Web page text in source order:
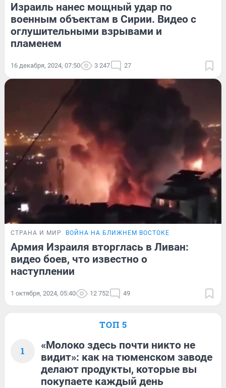
Израиль нанес мощный удар по
военным объектам в Сирии. Видео с
оглушительными взрывами и
пламенем
16 декабря, 2024, 07:50 3 247 27
СТРАНА И МИР ВОЙНА НА БЛИЖНЕМ ВОСТОКЕ
Армия Израиля вторглась в Ливан:
видео боев, что известно о
наступлении
1 октября, 2024, 05:40 12 752 49
ТОП 5
1
«Молоко здесь почти никто не
видит»: как на тюменском заводе
делают продукты, которые вы
покупаете каждый день